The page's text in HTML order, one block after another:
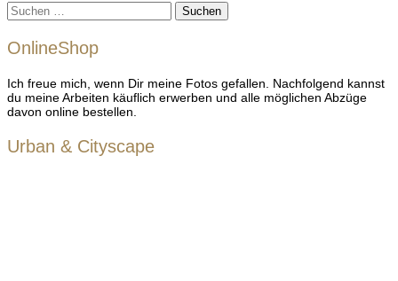
Suchen
nach:
OnlineShop
Ich freue mich, wenn Dir meine Fotos gefallen. Nachfolgend kannst
du meine Arbeiten käuflich erwerben und alle möglichen Abzüge
davon online bestellen.
Urban & Cityscape